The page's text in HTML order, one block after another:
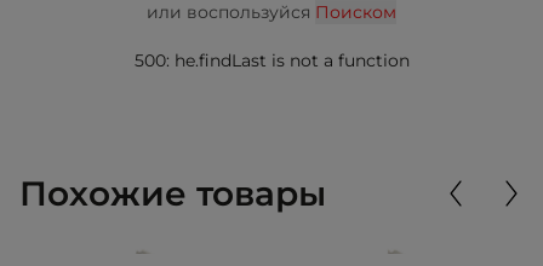
или воспользуйся Поиском
500: he.findLast is not a function
Похожие товары